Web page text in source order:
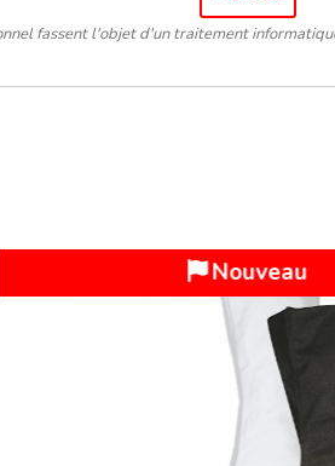
fassent l'objet d'un traitement
Top Vente